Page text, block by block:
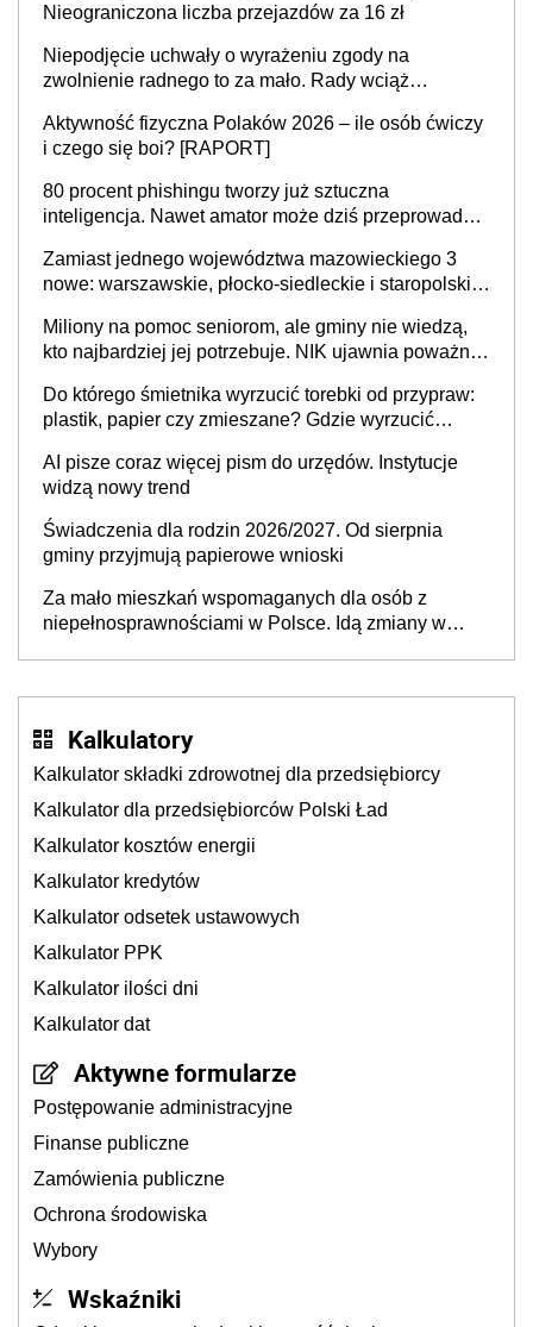
Nieograniczona liczba przejazdów za 16 zł
Niepodjęcie uchwały o wyrażeniu zgody na
zwolnienie radnego to za mało. Rady wciąż
sprawy
Aktywność fizyczna Polaków 2026 – ile osób ćwiczy
i czego się boi? [RAPORT]
80 procent phishingu tworzy już sztuczna
inteligencja. Nawet amator może dziś przeprowadzić
Zamiast jednego województwa mazowieckiego 3
nowe: warszawskie, płocko-siedleckie i staropolskie.
stołecznych
Miliony na pomoc seniorom, ale gminy nie wiedzą,
kto najbardziej jej potrzebuje. NIK ujawnia poważną
Do którego śmietnika wyrzucić torebki od przypraw:
plastik, papier czy zmieszane? Gdzie wyrzucić
AI pisze coraz więcej pism do urzędów. Instytucje
widzą nowy trend
Świadczenia dla rodzin 2026/2027. Od sierpnia
gminy przyjmują papierowe wnioski
Za mało mieszkań wspomaganych dla osób z
niepełnosprawnościami w Polsce. Idą zmiany w
Kalkulatory
Kalkulator składki zdrowotnej dla przedsiębiorcy
Kalkulator dla przedsiębiorców Polski Ład
Kalkulator kosztów energii
Kalkulator kredytów
Kalkulator odsetek ustawowych
Kalkulator PPK
Kalkulator ilości dni
Kalkulator dat
Aktywne formularze
Postępowanie administracyjne
Finanse publiczne
Zamówienia publiczne
Ochrona środowiska
Wybory
Wskaźniki